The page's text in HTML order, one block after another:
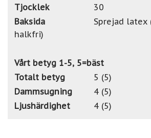
Tjocklek
30
Baksida
Sprejad latex
halkfri)
Vårt betyg 1-5, 5=bäst
Totalt betyg
5 (5)
Dammsugning
4 (5)
Ljushärdighet
4 (5)